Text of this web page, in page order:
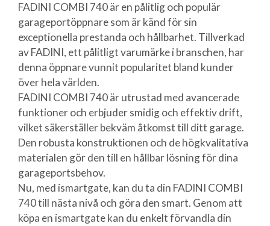
FADINI COMBI 740 är en pålitlig och populär
garageportöppnare som är känd för sin
exceptionella prestanda och hållbarhet. Tillverkad
av FADINI, ett pålitligt varumärke i branschen, har
denna öppnare vunnit popularitet bland kunder
över hela världen.
FADINI COMBI 740 är utrustad med avancerade
funktioner och erbjuder smidig och effektiv drift,
vilket säkerställer bekväm åtkomst till ditt garage.
Den robusta konstruktionen och de högkvalitativa
materialen gör den till en hållbar lösning för dina
garageportsbehov.
Nu, med ismartgate, kan du ta din FADINI COMBI
740 till nästa nivå och göra den smart. Genom att
köpa en ismartgate kan du enkelt förvandla din